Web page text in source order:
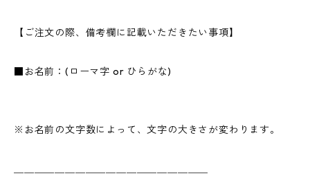
【ご注文の際、備考欄に記載いただきたい事項】
■お名前：(ローマ字 or ひらがな)
※お名前の文字数によって、文字の大きさが変わります。